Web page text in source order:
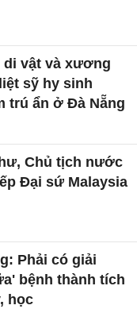
di vật và xương
sỹ hy sinh
trú ẩn ở Đà Nẵng
Chủ tịch nước
Đại sứ Malaysia
Phải có giải
bệnh thành tích
học